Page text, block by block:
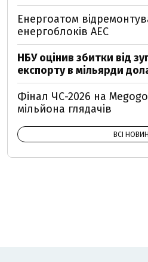
Енергоатом
енергоблоків АЕС
НБУ оцінив збитки від
експорту в мільярди
Фінал ЧС-2026 на
мільйона глядачів
ВСІ